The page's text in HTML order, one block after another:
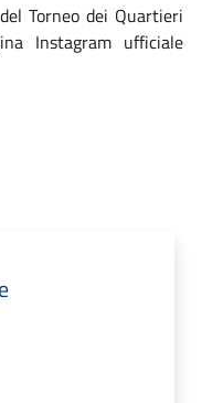
Torneo dei Quartieri
Instagram ufficiale